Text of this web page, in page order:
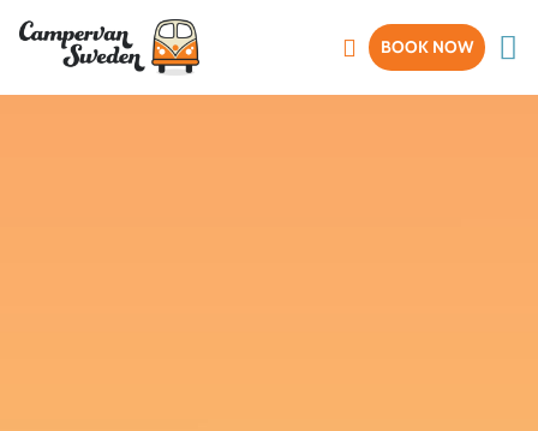
BOOK NOW